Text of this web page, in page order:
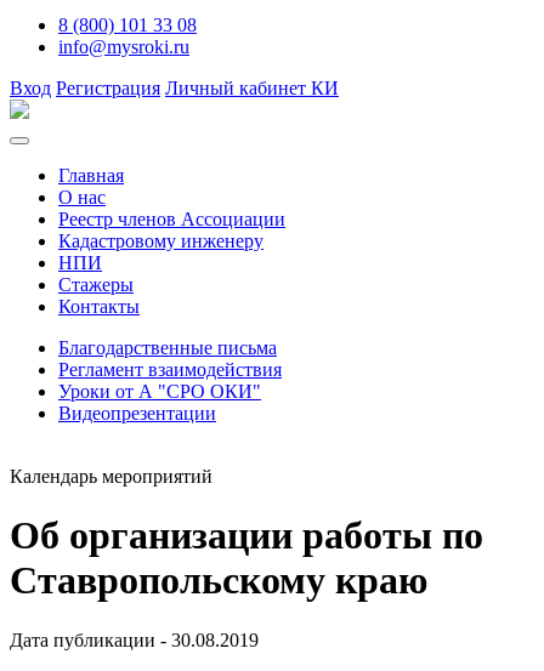
8 (800) 101 33 08
info@mysroki.ru
Вход Регистрация Личный кабинет КИ
Главная
О нас
Реестр членов Ассоциации
Кадастровому инженеру
НПИ
Стажеры
Контакты
Благодарственные письма
Регламент взаимодействия
Уроки от А "СРО ОКИ"
Видеопрезентации
Календарь мероприятий
Об организации работы по
Ставропольскому краю
Дата публикации - 30.08.2019